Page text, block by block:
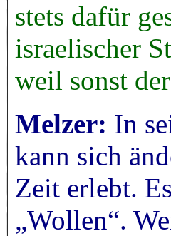
stets dafür
israelischer
weil sonst
Melzer: In
kann sich
Zeit erlebt.
„Wollen“.